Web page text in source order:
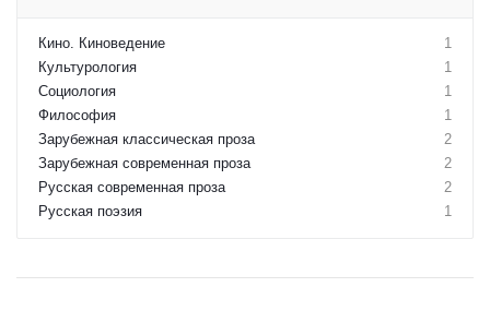
Кино. Киноведение
1
Культурология
1
Социология
1
Философия
1
Зарубежная классическая проза
2
Зарубежная современная проза
2
Русская современная проза
2
Русская поэзия
1